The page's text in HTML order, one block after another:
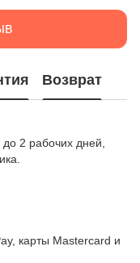
Возврат
2 рабочих дней,
карты Mastercard и